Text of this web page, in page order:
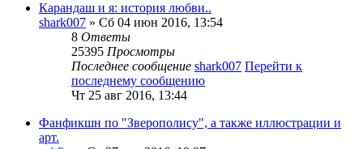
Карандаш и я: история любви..
shark007 » Сб 04 июн 2016, 13:54
8 Ответы
25395 Просмотры
Последнее сообщение shark007 Перейти к
последнему сообщению
Чт 25 авг 2016, 13:44
Фанфикшн по "Зверополису", а также иллюстрации и
арт.